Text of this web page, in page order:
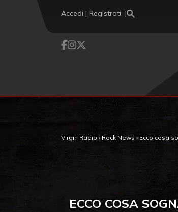
Accedi | Registrati
Virgin Radio › Rock News › Ecco cosa
ECCO COSA